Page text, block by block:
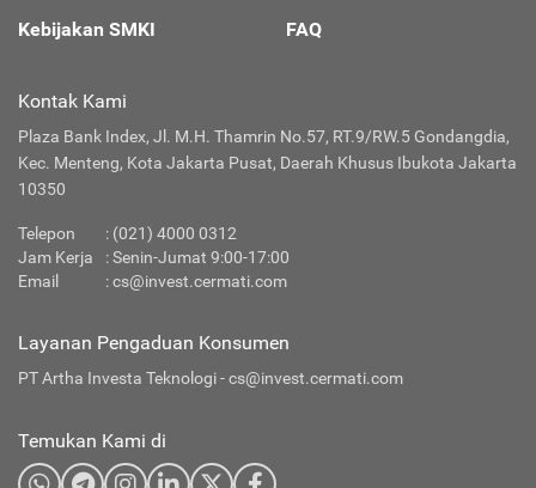
Kebijakan SMKI FAQ
Kontak Kami
Plaza Bank Index, Jl. M.H. Thamrin No.57, RT.9/RW.5 Gondangdia,
Kec. Menteng, Kota Jakarta Pusat, Daerah Khusus Ibukota Jakarta
10350
Telepon : (021) 4000 0312
Jam Kerja
: Senin-Jumat 9:00-17:00
Email
:cs@invest.cermati.com
Layanan Pengaduan Konsumen
PT Artha Investa Teknologi -cs@invest.cermati.com
Temukan Kami di